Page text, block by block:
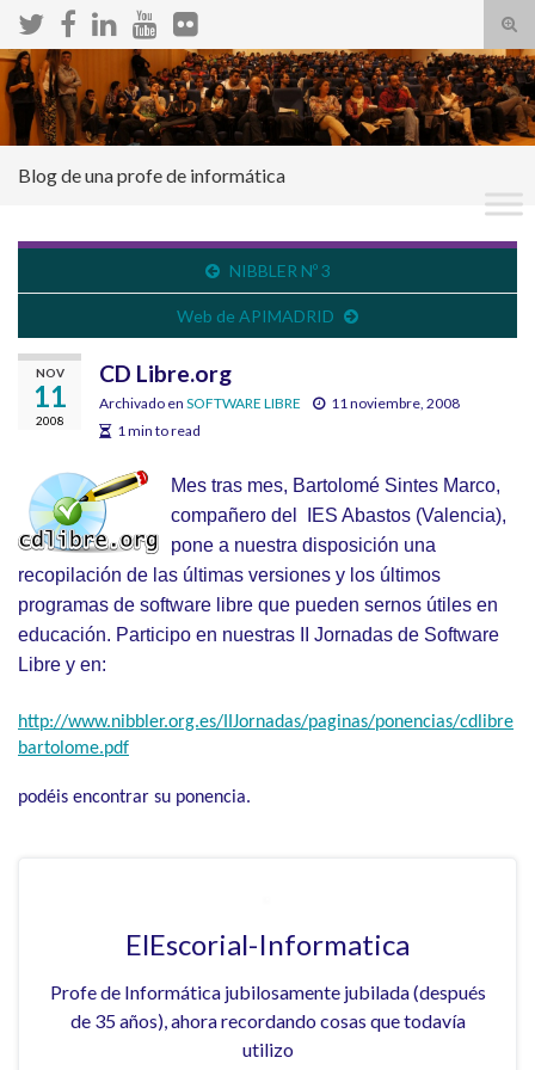
el
de
Search for:
Blog de una profe de informática
NIBBLER Nº 3
Web de APIMADRID
NOV
11
2008
CD Libre.org
Archivado en SOFTWARE LIBRE
11 noviembre, 2008
1 min to read
Mes tras mes, Bartolomé Sintes Marco,
compañero del
IES Abastos (Valencia),
pone a nuestra disposición una
recopilación de las últimas versiones y los últimos
programas de software libre que pueden sernos útiles en
educación. Participo en nuestras II Jornadas de Software
Libre y en:
http://www.nibbler.org.es/IIJornadas/paginas/ponencias/cdlibre
bartolome.pdf
podéis encontrar su ponencia.
ElEscorial-Informatica
Profe de Informática jubilosamente jubilada (después
de 35 años), ahora recordando cosas que todavía
utilizo